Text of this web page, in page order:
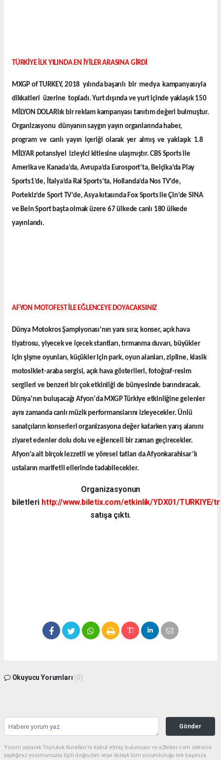
TÜRKİYE İLK YILINDA EN İYİLER ARASINA GİRDİ
MXGP of TURKEY, 2018 yılında başarılı bir medya kampanyasıyla
dikkatleri üzerine topladı. Yurt dışında ve yurt içinde yaklaşık 150
MİLYON DOLARlık bir reklam kampanyası tanıtım değeri bulmuştur.
Organizasyonu dünyanın saygın yayın organlarında haber,
program ve canlı yayın içeriği olarak yer almış ve yaklaşık 1.8
MİLYAR potansiyel izleyici kitlesine ulaşmıştır. CBS Sports ile
Amerika ve Kanada’da, Avrupa’da Eurosport’ta, Belçika’da Play
Sports1’de, İtalya’da Rai Sports’ta, Hollanda’da Nos TV’de,
Portekiz’de Sport TV’de, Asya kıtasında Fox Sports ile Çin’de SINA
ve Bein Sport başta olmak üzere 67 ülkede canlı 180 ülkede
yayınlandı.
AFYON MOTOFEST İLE EĞLENCEYE DOYACAKSINIZ
Dünya Motokros Şampiyonası’nın yanı sıra; konser, açık hava
tiyatrosu, yiyecek ve içecek stantları, tırmanma duvarı, büyükler
için şişme oyunları, küçükler için park, oyun alanları, zipline, klasik
motosiklet-araba sergisi, açık hava gösterileri, fotoğraf-resim
sergileri ve benzeri bir çok etkinliği de bünyesinde barındıracak.
Dünya'nın buluşacağı Afyon'da MXGP Türkiye etkinliğine gelenler
aynı zamanda canlı müzik performanslarını izleyecekler. Ünlü
sanatçıların konserleri organizasyona değer katarken yarış alanını
ziyaret edenler dolu dolu ve eğlenceli bir zaman geçirecekler.
Afyon’a ait birçok lezzetli ve yöresel tatları da Afyonkarahisar’lı
ustaların marifetli ellerinde tadabilecekler.
Organizasyonun
biletleri http://www.biletix.com/etkinlik/YDX01/TURKIYE/tr
satışa çıktı.
Okuyucu Yorumları (0)
Gönder
Yorum yazarak Topluluk Kuralları’nı kabul etmiş bulunuyor ve a2teker.com sitesine
yaptığınız yorumunuzla ilgili doğrudan veya dolaylı tüm sorumluluğu tek başınıza